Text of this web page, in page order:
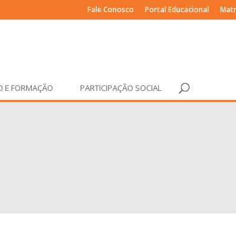
Fale Conosco Portal Educacional
E FORMAÇÃO PARTICIPAÇÃO SOCIAL